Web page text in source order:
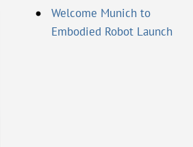
Welcome Munich to
Embodied Robot Launch